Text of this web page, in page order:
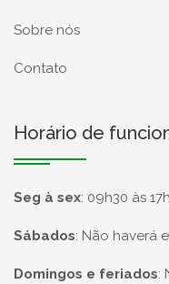
Sobre nós
Contato
Horário de
Seg à sex: 09h30 às
Sábados: Não haverá
Domingos e feriados: